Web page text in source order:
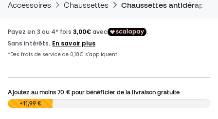
Accessoires Chaussettes Chaussettes
Ajoutez au moins70 €pour bénéficier de la livraison gratuite
0,00 €+11,99 €